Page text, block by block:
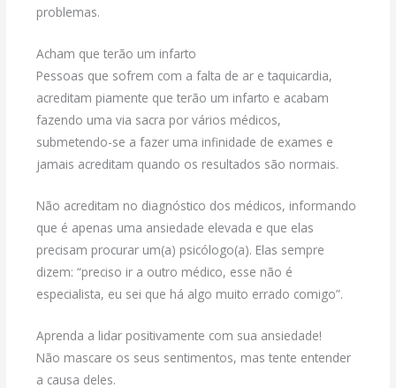
problemas.
Acham que terão um infarto
Pessoas que sofrem com a falta de ar e taquicardia,
acreditam piamente que terão um infarto e acabam
fazendo uma via sacra por vários médicos,
submetendo-se a fazer uma infinidade de exames e
jamais acreditam quando os resultados são normais.
Não acreditam no diagnóstico dos médicos, informando
que é apenas uma ansiedade elevada e que elas
precisam procurar um(a) psicólogo(a). Elas sempre
dizem: “preciso ir a outro médico, esse não é
especialista, eu sei que há algo muito errado comigo”.
Aprenda a lidar positivamente com sua ansiedade!
Não mascare os seus sentimentos, mas tente entender
a causa deles.